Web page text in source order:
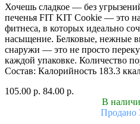
Хочешь сладкое — без
печенья FIT KIT Cookie — это
фитнеса, в которых идеально
насыщение. Белковые, нежные
снаружи — это не просто
каждой упаковке. Количество
Состав: Калорийность 183.3
105.00 р. 84.00 р.
В
Продано